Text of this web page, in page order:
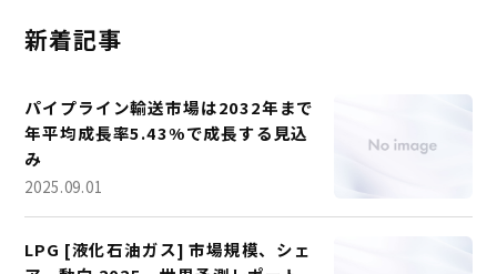
新着記事
パイプライン輸送市場は2032年まで
年平均成長率5.43%で成長する見込
み
2025.09.01
LPG [液化石油ガス] 市場規模、シェ